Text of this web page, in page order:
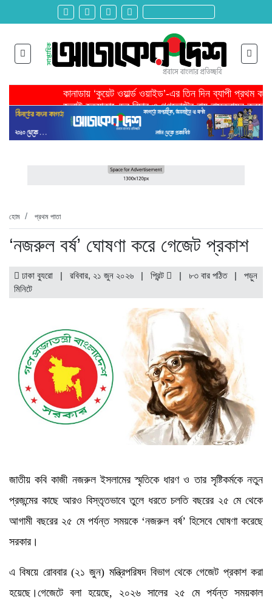
কানাডায় ‘কুয়েট ওয়ার্ল্ড ওয়াইড’-এর তিন দিন ব্যাপী প্রথম
জুলাই হত্যাকাণ্ডের বিচার ও গণভোটের রায় বাস্তবায়ন করতে
তরুণ উদ্ভাবক ও প্রযুক্তি উদ্যোক্তাদের পাশে থাকবে সরকার -
মাদরাসাকে অবহেলা করা শুরু মুজিব সরকারের আমল থেকে-
বাংলাদেশে এসে মার্কিন দূতের ভারতের হাইকমিশনারের সঙ্গে
হবিগঞ্জ ছাত্রদল সভাপতিসহ ১১ জনের বিরুদ্ধে এনসিপির
রাজনৈতিক লড়াইয়ে জিততে হলে সাংস্কৃতিক লড়াইয়ে জিততে
হোম প্রথম পাতা
‘নজরুল বর্ষ’ ঘোষণা করে গেজেট প্রকাশ
ঢাকা ব্যুরো | রবিবার, ২১ জুন ২০২৬ | প্রিন্ট | ৮৩ বার পঠিত
| পড়ুন
মিনিটে
জাতীয় কবি কাজী নজরুল ইসলামের স্মৃতিকে ধারণ ও তার সৃষ্টিকর্মকে নতুন
প্রজন্মের কাছে আরও বিস্তৃতভাবে তুলে ধরতে চলতি বছরের ২৫ মে থেকে
আগামী বছরের ২৫ মে পর্যন্ত সময়কে ‘নজরুল বর্ষ’ হিসেবে ঘোষণা করেছে
সরকার।
এ বিষয়ে রোববার (২১ জুন) মন্ত্রিপরিষদ বিভাগ থেকে গেজেট প্রকাশ করা
হয়েছে।গেজেটে বলা হয়েছে, ২০২৬ সালের ২৫ মে পর্যন্ত সময়কাল